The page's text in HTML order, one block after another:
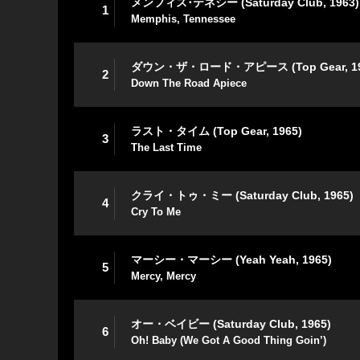
1
メンフィス･テネシー (Saturday Club, 1963)
Memphis, Tennessee
2
ダウン・ザ・ロード・アピース (Top Gear,
Down The Road Apiece
3
ラスト・タイム (Top Gear, 1965)
The Last Time
4
クライ・トゥ・ミー (Saturday Club, 1965)
Cry To Me
5
マーシー・マーシー (Yeah Yeah, 1965)
Mercy, Mercy
6
オー・ベイビー (Saturday Club, 1965)
Oh! Baby (We Got A Good Thing Goin’)